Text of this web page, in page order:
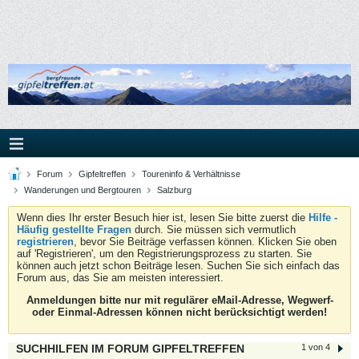
Forum Gipfeltreffen
Toureninfo & Verhältnisse
Wanderungen und Bergtouren
Salzburg
Wenn dies Ihr erster Besuch hier ist, lesen Sie bitte zuerst die Hilfe -
Häufig gestellte Fragen durch. Sie müssen sich vermutlich
registrieren, bevor Sie Beiträge verfassen können. Klicken Sie oben
auf 'Registrieren', um den Registrierungsprozess zu starten. Sie
können auch jetzt schon Beiträge lesen. Suchen Sie sich einfach das
Forum aus, das Sie am meisten interessiert.
Anmeldungen bitte nur mit regulärer eMail-Adresse, Wegwerf-
oder Einmal-Adressen können nicht berücksichtigt werden!
1 von 4
SUCHHILFEN IM FORUM GIPFELTREFFEN